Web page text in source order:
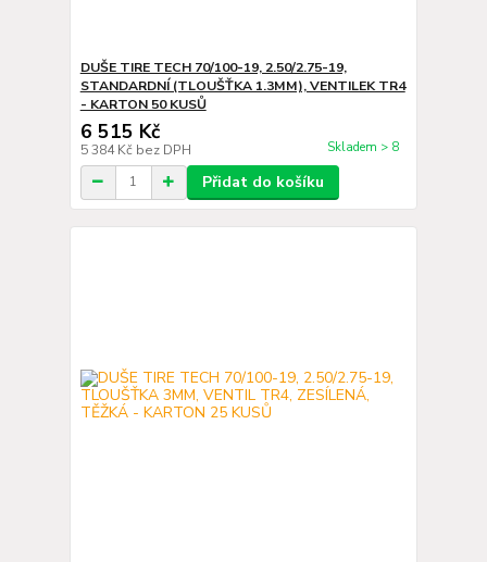
DUŠE TIRE TECH 70/100-19, 2.50/2.75-19,
STANDARDNÍ (TLOUŠŤKA 1.3MM), VENTILEK TR4
- KARTON 50 KUSŮ
6 515 Kč
5 384 Kč bez DPH Skladem > 8
Přidat do košíku